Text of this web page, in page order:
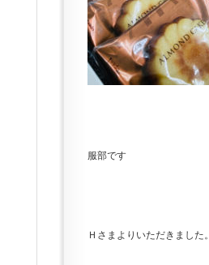
服部です
Ｈさまよりいただきました。